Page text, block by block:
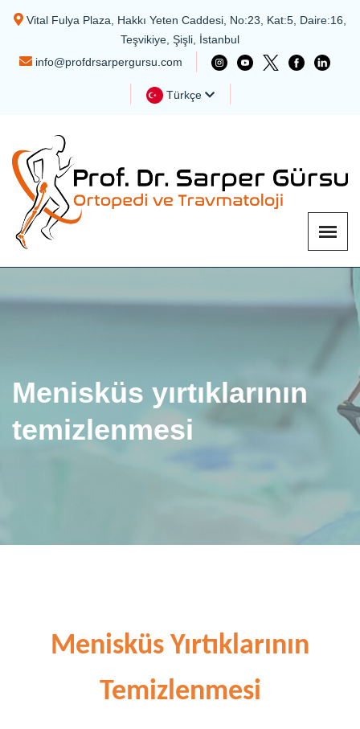
Vital Fulya Plaza, Hakkı Yeten Caddesi, No:23, Kat:5, Daire:16,
Teşvikiye, Şişli, İstanbul
info@profdrsarpergursu.com
Türkçe
Menisküs yırtıklarının
temizlenmesi
Menisküs Yırtıklarının
Temizlenmesi